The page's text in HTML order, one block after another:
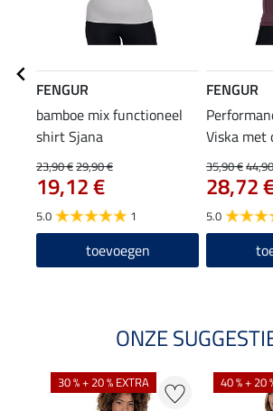
FENGUR
bamboe mix functioneel
shirt Sjana
23,90 €29,90 €
19,12 €
5.0 1
toevoegen
FENGUR
Viska met
35,90 €
28,72
5.0
ONZE
30 % + 20 % EXTRA 40 % + 20